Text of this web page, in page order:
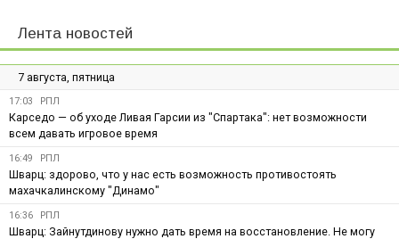
Лента новостей
7 августа, пятница
17:03 РПЛ
Карседо — об уходе Ливая Гарсии из "Спартака": нет возможности
всем давать игровое время
16:49 РПЛ
Шварц: здорово, что у нас есть возможность противостоять
махачкалинскому "Динамо"
16:36 РПЛ
Шварц: Зайнутдинову нужно дать время на восстановление. Не могу